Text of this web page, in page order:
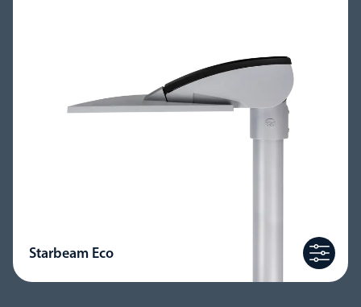
Starbeam Eco